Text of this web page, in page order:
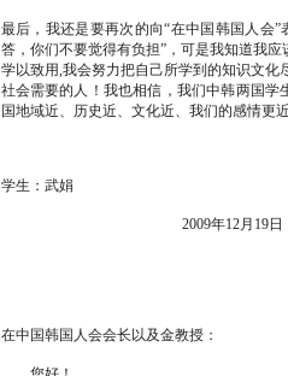
最后，我还是要再次的向“在中国韩国人会
答，你们不要觉得有负担”，可是我知道我
学以致用,我会努力把自己所学到的知识文
社会需要的人！我也相信，我们中韩两国学
国地域近、历史近、文化近、我们的感情更
学生：武娟
2009年12月19日
在中国韩国人会会长以及金教授：